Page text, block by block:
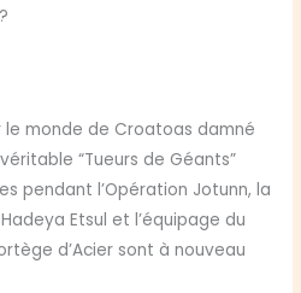
le monde de Croatoas damné
“Tueurs de Géants”
pendant l’Opération Jotunn, la
Etsul et l’équipage du
d’Acier sont à nouveau